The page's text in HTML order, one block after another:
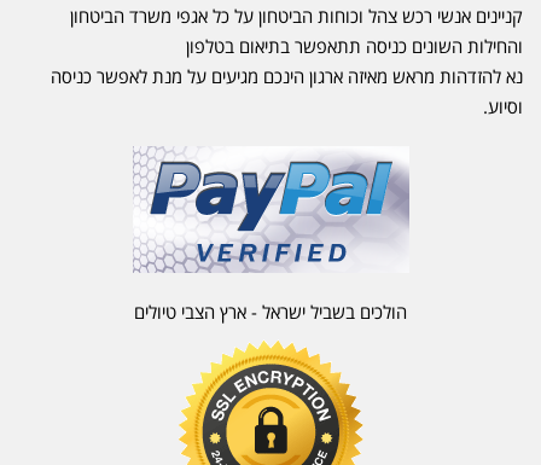
קניינים אנשי רכש צהל וכוחות הביטחון על כל אגפי משרד הביטחון
והחילות השונים כניסה תתאפשר בתיאום בטלפון
נא להזדהות מראש מאיזה ארגון הינכם מגיעים על מנת לאפשר כניסה
וסיוע.
הולכים בשביל ישראל - ארץ הצבי טיולים